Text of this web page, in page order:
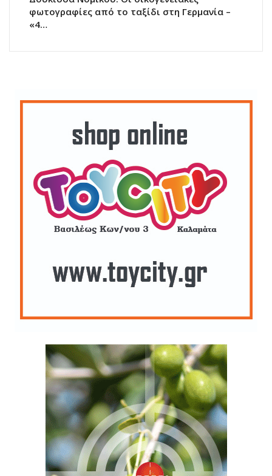
φωτογραφίες από το ταξίδι στη Γερμανία –
«4…